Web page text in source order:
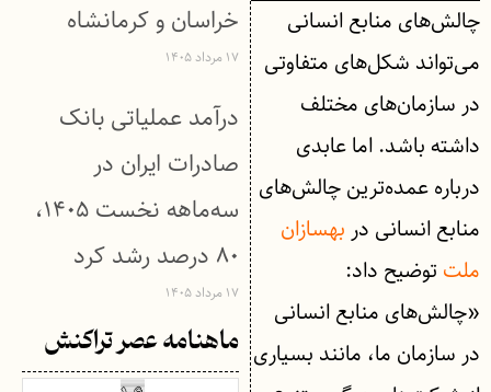
چالش‌های منابع انسانی
می‌تواند شکل‌های متفاوتی
در سازمان‌های مختلف
داشته باشد. اما عابدی
درباره عمده‌ترین چالش‌های
منابع انسانی دربهسازان
ملت توضیح داد:
«چالش‌های منابع انسانی
در سازمان ما، مانند بسیاری
خراسان و کرمانشاه
۱۷ مرداد ۱۴۰۵
درآمد عملیاتی بانک
صادرات ایران در
سه‌ماهه نخست ۱۴۰۵،
۸۰ درصد رشد کرد
۱۷ مرداد ۱۴۰۵
ماهنامه عصر تراکنش